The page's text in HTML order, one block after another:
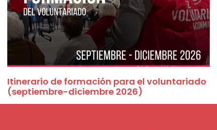
Itinerario de formación para el voluntariado
(septiembre-diciembre 2026)